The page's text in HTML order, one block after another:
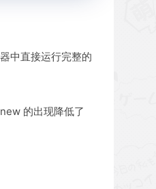
中直接运行完整的
的出现降低了